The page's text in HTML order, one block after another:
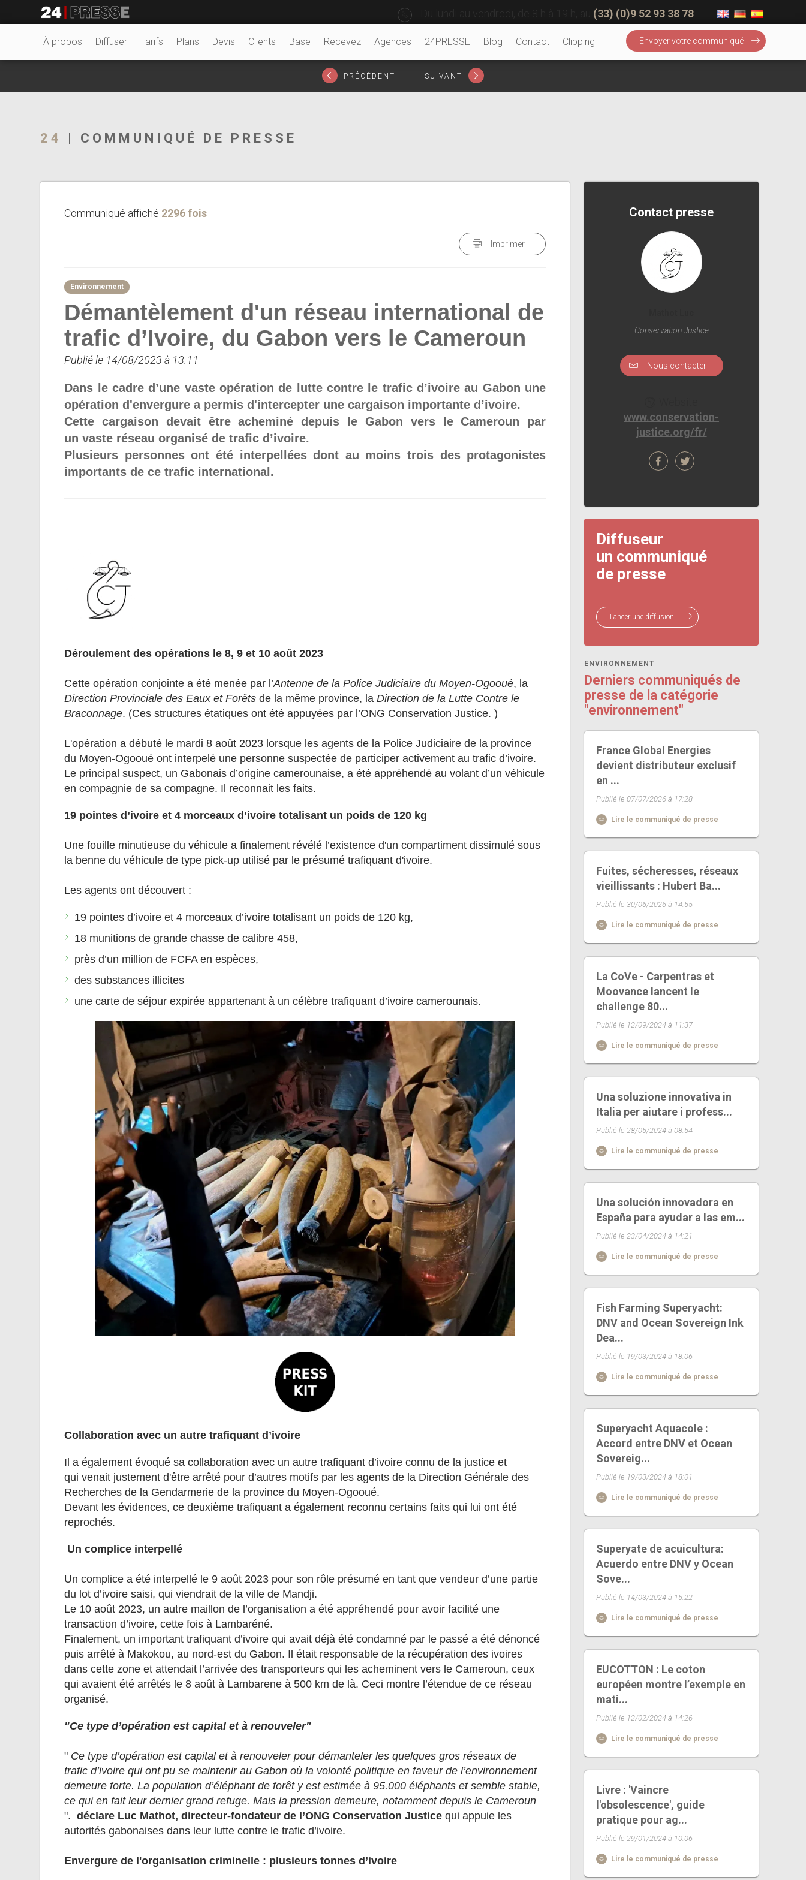
24Presse -
(33) (0)9 52 93 38 78
À propos Diffuser Tarifs Plans Devis Clients Base Recevez Agences 24PRESSE Blog Contact Clipping Envoyer votre communiqué
PRÉCÉDENT SUIVANT
24 | COMMUNIQUÉ DE PRESSE
Communiqué affiché 2296 fois
Imprimer
Environnement
Démantèlement d'un réseau international de
trafic d’Ivoire, du Gabon vers le Cameroun
Publié le 14/08/2023 à 13:11
Dans le cadre d’une vaste opération de lutte contre le trafic d’ivoire au Gabon une
opération d'envergure a permis d'intercepter une cargaison importante d’ivoire.
Cette cargaison devait être acheminé depuis le Gabon vers le Cameroun par
un vaste réseau organisé de trafic d’ivoire.
Plusieurs personnes ont été interpellées dont au moins trois des protagonistes
importants de ce trafic international.
Déroulement des opérations le 8, 9 et 10 août 2023
Cette opération conjointe a été menée par l’Antenne de la Police Judiciaire du Moyen-Ogooué, la
Direction Provinciale des Eaux et Forêtsde la même province, laDirection de la Lutte Contre le
Braconnage. (Ces structures étatiques ont été appuyées par l’ONG Conservation Justice. )
L'opération a débuté le mardi 8 août 2023 lorsque les agents de la Police Judiciaire de la province
du Moyen-Ogooué ont interpelé une personne suspectée de participer activement au trafic d’ivoire.
Le principal suspect, un Gabonais d’origine camerounaise, a été appréhendé au volant d’un véhicule
en compagnie de sa compagne. Il reconnait les faits.
19 pointes d’ivoire et 4 morceaux d’ivoire totalisant un poids de 120 kg
Une fouille minutieuse du véhicule a finalement révélé l’existence d'un compartiment dissimulé sous
la benne du véhicule de type pick-up utilisé par le présumé trafiquant d'ivoire.
Les agents ont découvert :
19 pointes d’ivoire et 4 morceaux d’ivoire totalisant un poids de 120 kg,
18 munitions de grande chasse de calibre 458,
près d’un million de FCFA en espèces,
des substances illicites
une carte de séjour expirée appartenant à un célèbre trafiquant d’ivoire camerounais.
Collaboration avec un autre trafiquant d’ivoire
Il a également évoqué sa collaboration avec un autre trafiquant d’ivoire connu de la justice et
qui venait justement d'être arrêté pour d’autres motifs par les agents de la Direction Générale des
Recherches de la Gendarmerie de la province du Moyen-Ogooué.
Devant les évidences, ce deuxième trafiquant a également reconnu certains faits qui lui ont été
reprochés.
Un complice interpellé
Un complice a été interpellé le 9 août 2023 pour son rôle présumé en tant que vendeur d’une partie
du lot d’ivoire saisi, qui viendrait de la ville de Mandji.
Le 10 août 2023, un autre maillon de l’organisation a été appréhendé pour avoir facilité une
transaction d’ivoire, cette fois à Lambaréné.
Finalement, un important trafiquant d’ivoire qui avait déjà été condamné par le passé a été dénoncé
puis arrêté à Makokou, au nord-est du Gabon. Il était responsable de la récupération des ivoires
dans cette zone et attendait l’arrivée des transporteurs qui les acheminent vers le Cameroun, ceux
qui avaient été arrêtés le 8 août à Lambarene à 500 km de là. Ceci montre l’étendue de ce réseau
organisé.
"Ce type d’opération est capital et à renouveler"
" Ce type d’opération est capital et à renouveler pour démanteler les quelques gros réseaux de
trafic d’ivoire qui ont pu se maintenir au Gabon où la volonté politique en faveur de l’environnement
demeure forte. La population d’éléphant de forêt y est estimée à 95.000 éléphants et semble stable,
ce qui en fait leur dernier grand refuge. Mais la pression demeure, notamment depuis le Cameroun
".déclare Luc Mathot, directeur-fondateur de l’ONG Conservation Justicequi appuie les
autorités gabonaises dans leur lutte contre le trafic d’ivoire.
Envergure de l'organisation criminelle : plusieurs tonnes d’ivoire
Contact presse
Conservation Justice
Nous contacter
www.conservation-
justice.org/fr/
Diffuseur
un communiqué
de presse
Lancer une diffusion
ENVIRONNEMENT
Derniers communiqués de
presse de la catégorie
"environnement"
France Global Energies
devient distributeur exclusif
en ...
Publié le 07/07/2026 à 17:28
Lire le communiqué de presse
Fuites, sécheresses, réseaux
vieillissants : Hubert Ba...
Publié le 30/06/2026 à 14:55
Lire le communiqué de presse
La CoVe - Carpentras et
Moovance lancent le
challenge 80...
Publié le 12/09/2024 à 11:37
Lire le communiqué de presse
Una soluzione innovativa in
Italia per aiutare i profess...
Publié le 28/05/2024 à 08:54
Lire le communiqué de presse
Una solución innovadora en
España para ayudar a las em...
Publié le 23/04/2024 à 14:21
Lire le communiqué de presse
Fish Farming Superyacht:
DNV and Ocean Sovereign Ink
Dea...
Publié le 19/03/2024 à 18:06
Lire le communiqué de presse
Superyacht Aquacole :
Accord entre DNV et Ocean
Sovereig...
Publié le 19/03/2024 à 18:01
Lire le communiqué de presse
Superyate de acuicultura:
Acuerdo entre DNV y Ocean
Sove...
Publié le 14/03/2024 à 15:22
Lire le communiqué de presse
EUCOTTON : Le coton
européen montre l’exemple en
mati...
Publié le 12/02/2024 à 14:26
Lire le communiqué de presse
Livre : 'Vaincre
l'obsolescence', guide
pratique pour ag...
Publié le 29/01/2024 à 10:06
Lire le communiqué de presse